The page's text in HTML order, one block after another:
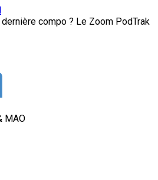
compo ? Le Zoom PodTrak
MAO